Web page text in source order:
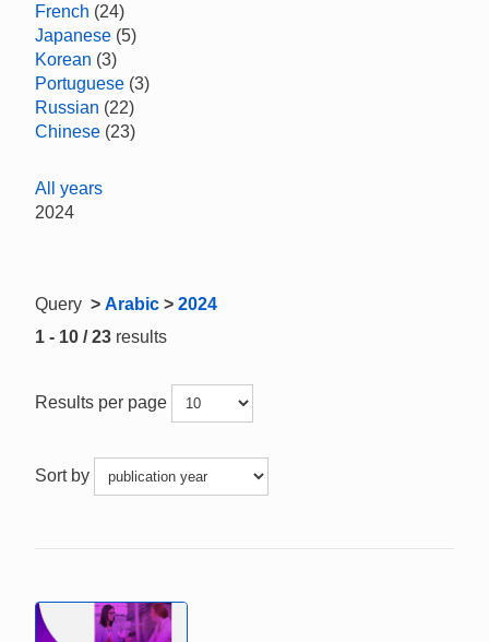
French (24)
Japanese (5)
Korean (3)
Portuguese (3)
Russian (22)
Chinese (23)
All years
2024
Query > Arabic > 2024
1 - 10 / 23 results
Results per page
Sort by